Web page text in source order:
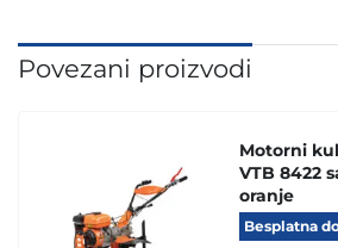
Povezani proizvodi
Motorni
VTB 8422
oranje
Besplatna